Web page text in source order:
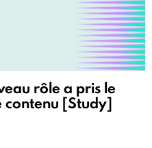
rôle a pris le
contenu [Study]